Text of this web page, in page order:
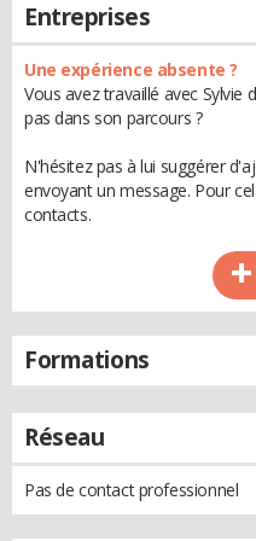
Entreprises
Une expérience absente ?
Vous avez travaillé avec Sylvie
pas dans son parcours ?
N'hésitez pas à lui suggérer
envoyant un message. Pour
contacts.
Formations
Réseau
Pas de contact professionnel